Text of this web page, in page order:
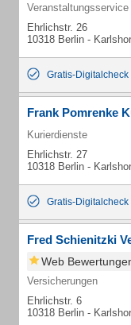
Veranstaltungsservice
Ehrlichstr. 26
10318 Berlin -
Gratis-Digitalcheck
Frank Pomrenke
Kurierdienste
Ehrlichstr. 27
10318 Berlin -
Gratis-Digitalcheck
Fred Schienitzki
Web
Versicherungen
Ehrlichstr. 6
10318 Berlin -